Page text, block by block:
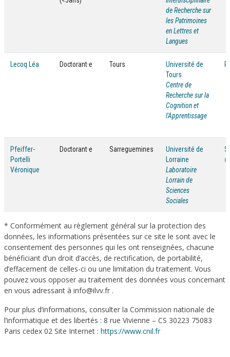
de Recherche sur
les Patrimoines
en Lettres et
Langues
Lecoq Léa Doctorant·e Tours
Université de
Tours
Centre de
Recherche sur la
Cognition et
l'Apprentissage
Pfeiffer-
Portelli
Véronique
Doctorant·e Sarreguemines
Université de
Lorraine
Laboratoire
Lorrain de
Sciences
Sociales
* Conformément au règlement général sur la protection des
données, les informations présentées sur ce site le sont avec le
consentement des personnes qui les ont renseignées, chacune
bénéficiant d’un droit d’accès, de rectification, de portabilité,
d’effacement de celles-ci ou une limitation du traitement. Vous
pouvez vous opposer au traitement des données vous concernant
en vous adressant à info@ilvv.fr .
Pour plus d’informations, consulter la Commission nationale de
l’informatique et des libertés : 8 rue Vivienne – CS 30223 75083
Paris cedex 02 Site Internet : https://www.cnil.fr